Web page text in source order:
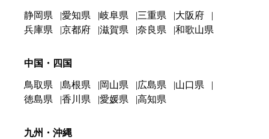
静岡県 愛知県 岐阜県 三重県
大阪府
兵庫県
京都府 滋賀県 奈良県 和歌山県
中国・四国
鳥取県 島根県 岡山県 広島県
山口県
徳島県
香川県 愛媛県 高知県
九州・沖縄